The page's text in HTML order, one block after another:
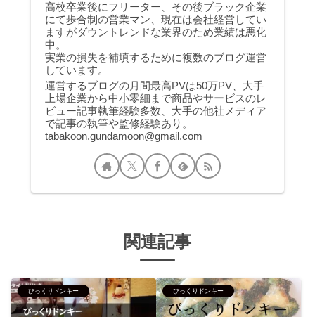
高校卒業後にフリーター、その後ブラック企業
にて歩合制の営業マン、現在は会社経営してい
ますがダウントレンドな業界のため業績は悪化
中。
実業の損失を補填するために複数のブログ運営
しています。
運営するブログの月間最高PVは50万PV、大手
上場企業から中小零細まで商品やサービスのレ
ビュー記事執筆経験多数、大手の他社メディア
で記事の執筆や監修経験あり。
tabakoon.gundamoon@gmail.com
関連記事
びっくりドンキー びっくりドンキー